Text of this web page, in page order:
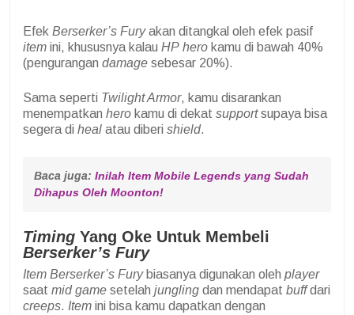
Efek Berserker’s Furyakan ditangkal oleh efek pasif
item ini, khususnya kalau HP hero kamu di bawah 40%
(pengurangan damage sebesar 20%).
Sama seperti Twilight Armor, kamu disarankan
menempatkan hero kamu di dekat supportsupaya bisa
segera di heal atau diberi shield.
Baca juga: Inilah Item Mobile Legends yang Sudah
Dihapus Oleh Moonton!
Timing Yang Oke Untuk Membeli
Berserker’s Fury
Item Berserker’s Fury biasanya digunakan oleh player
saat mid game setelah jungling dan mendapat buffdari
creeps. Item ini bisa kamu dapatkan dengan